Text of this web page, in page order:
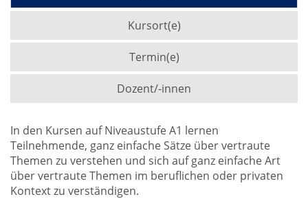
Kursort(e)
Termin(e)
Dozent/-innen
In den Kursen auf Niveaustufe A1 lernen
Teilnehmende, ganz einfache Sätze über vertraute
Themen zu verstehen und sich auf ganz einfache Art
über vertraute Themen im beruflichen oder privaten
Kontext zu verständigen.